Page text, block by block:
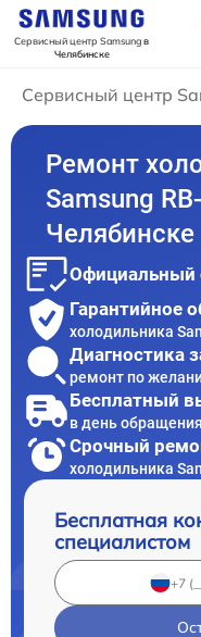
Сервисный центр Samsungв
Челябинске
Сервисный центр
Ремонт
Samsung
Челябинске
Официальный
Гарантийное
холодильника
Диагностика
ремонт по
Бесплатный
в день обращения
Срочный
холодильника
Бесплатная
специалистом